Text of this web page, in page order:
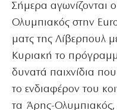
Σήμερα αγωνίζονται
Ολυμπιακός στην
ματς της Λίβερπουλ
Κυριακή το
δυνατά παιχνίδια
το ενδιαφέρον του
τα Άρης-Ολυμπιακός,